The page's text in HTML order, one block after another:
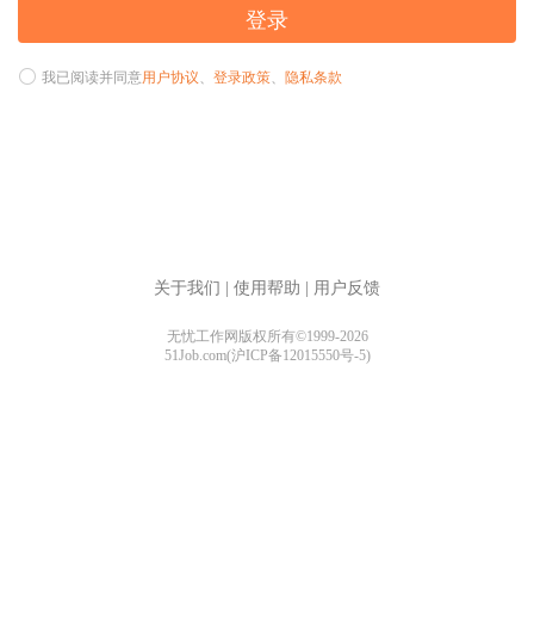
登录
我已阅读并同意用户协议、 登录政策、 隐私条款
关于我们 使用帮助 用户反馈
无忧工作网版权所有©1999-2026
51Job.com(沪ICP备12015550号-5)